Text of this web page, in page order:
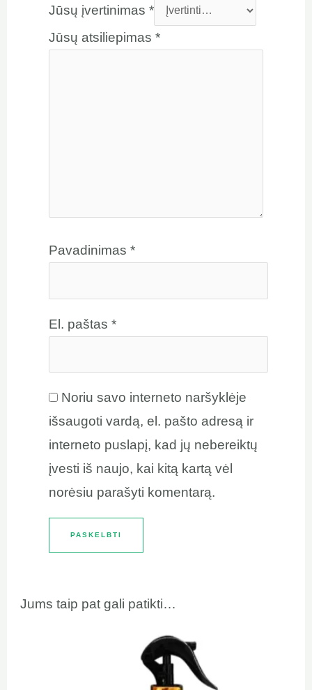
Jūsų įvertinimas *
Jūsų atsiliepimas *
Pavadinimas *
El. paštas *
Noriu savo interneto naršyklėje
išsaugoti vardą, el. pašto adresą ir
interneto puslapį, kad jų nebereiktų
įvesti iš naujo, kai kitą kartą vėl
norėsiu parašyti komentarą.
Jums taip pat gali patikti…